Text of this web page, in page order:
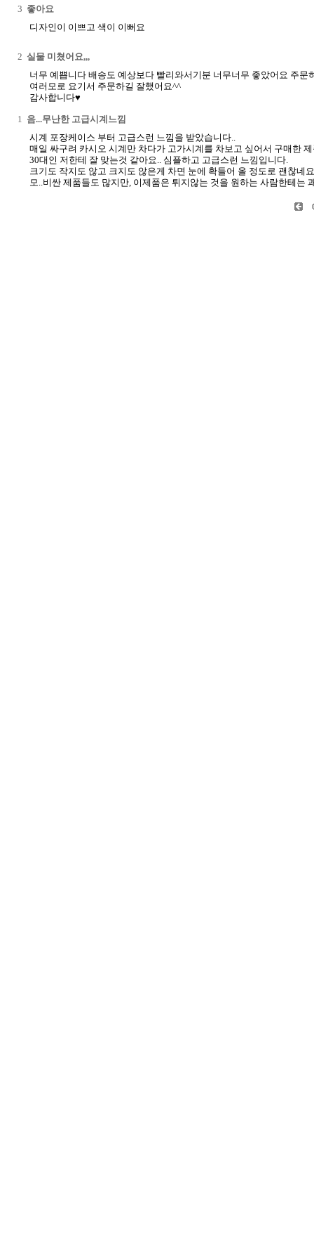
3 좋아요
디자인이 이쁘고 색이 이뻐요
2 실물 미쳤어요,,,
너무 예쁩니다 배송도 예상보다 빨리와서기분 너무너무 좋았어요 주
여러모로 요기서 주문하길 잘했어요^^
감사합니다♥
1 음...무난한 고급시계느낌
시계 포장케이스 부터 고급스런 느낌을 받았습니다..
매일 싸구려 카시오 시계만 차다가 고가시계를 차보고 싶어서 구매한
30대인 저한테 잘 맞는것 같아요.. 심플하고 고급스런 느낌입니다.
크기도 작지도 않고 크지도 않은게 차면 눈에 확들어 올 정도로 괜찮네
모..비싼 제품들도 많지만, 이제품은 튀지않는 것을 원하는 사람한테는